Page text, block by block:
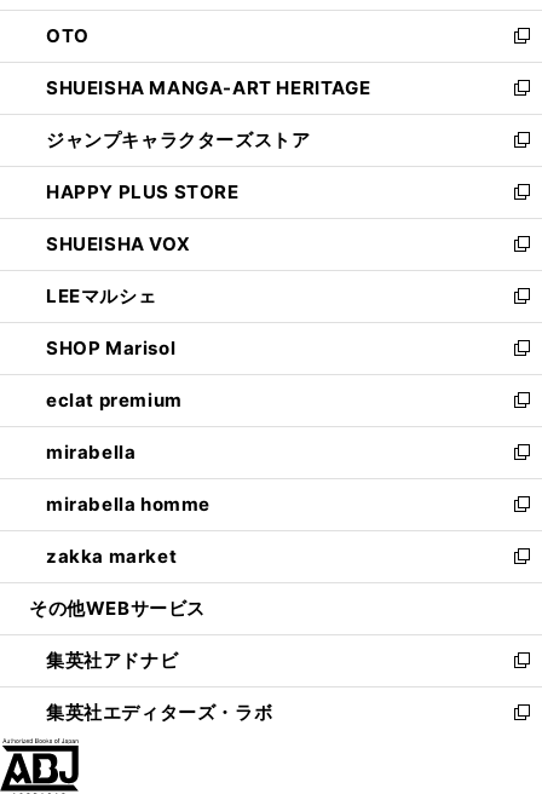
ウ
で
開
く
ン
ド
ウ
で
開
く
OTO
新
し
い
ウ
ィ
ン
ド
ウ
で
開
く
SHUEISHA MANGA-ART HERITAGE
新
し
い
ウ
ィ
ン
ド
ウ
で
開
く
ジャンプキャラクターズストア
新
し
い
ウ
ィ
ン
ド
ウ
で
開
く
HAPPY PLUS STORE
新
し
い
ウ
ィ
ン
ド
ウ
で
開
く
SHUEISHA VOX
新
し
い
ウ
ィ
ン
ド
ウ
で
開
く
LEEマルシェ
新
し
い
ウ
ィ
ン
ド
ウ
で
開
く
SHOP Marisol
新
し
い
ウ
ィ
ン
ド
ウ
で
開
eclat premium
新
し
い
ウ
ィ
ン
ド
ウ
開
く
mirabella
新
し
い
ウ
ィ
ン
ウ
で
開
く
mirabella homme
新
し
い
ウ
ン
ド
ウ
で
zakka market
新
し
ウ
ィ
ン
ド
その他WEBサービス
集英社アドナビ
新
し
い
集英社エディターズ・ラボ
新